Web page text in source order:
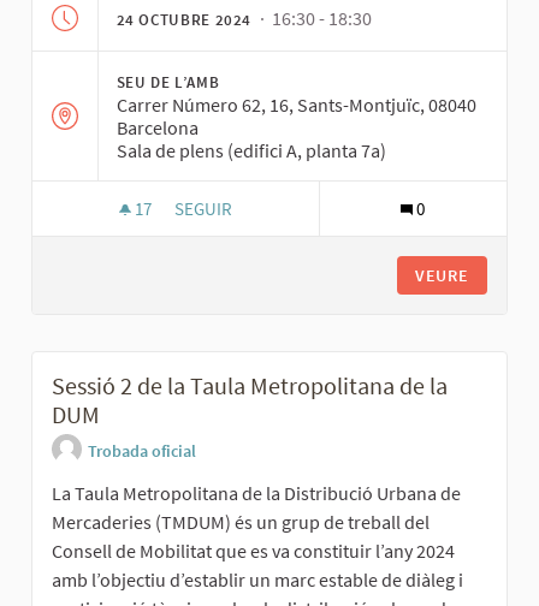
24 OCTUBRE 2024 · 16:30 - 18:30
SEU DE L’AMB
Carrer Número 62, 16, Sants-Montjuïc, 08040
Barcelona
Sala de plens (edifici A, planta 7a)
17 17 SEGUIDORES
SEGUIR 0
VEURE
Sessió 2 de la Taula Metropolitana de la
DUM
Trobada oficial
La Taula Metropolitana de la Distribució Urbana de
Mercaderies (TMDUM) és un grup de treball del
Consell de Mobilitat que es va constituir l’any 2024
amb l’objectiu d’establir un marc estable de diàleg i